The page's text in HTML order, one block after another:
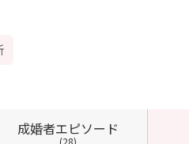
成婚者エピソード
(28)